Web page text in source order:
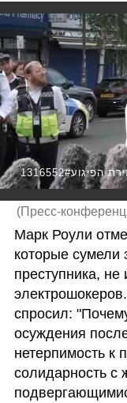
(Пресс-
Марк Роули
которые сумели
преступника,
спросил:
осуждения
нетерпимость к
солидарность с